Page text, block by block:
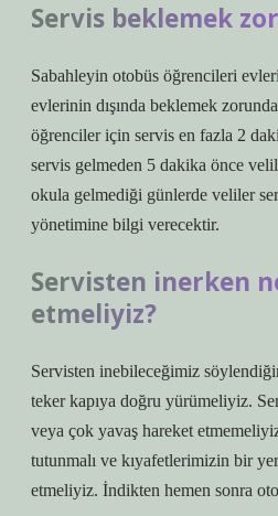
Servis beklemek
Sabahleyin otobüs öğrencileri
evlerinin dışında beklemek
öğrenciler için servis en fazla 2
servis gelmeden 5 dakika önce
okula gelmediği günlerde veliler
yönetimine bilgi verecektir.
Servisten inerken
etmeliyiz?
Servisten inebileceğimiz
teker kapıya doğru yürümeliyiz.
veya çok yavaş hareket
tutunmalı ve kıyafetlerimizin bir
etmeliyiz. İndikten hemen sonra